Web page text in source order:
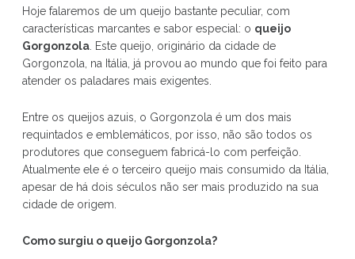
Hoje falaremos de um queijo bastante peculiar, com
características marcantes e sabor especial: o queijo
Gorgonzola. Este queijo, originário da cidade de
Gorgonzola, na Itália, já provou ao mundo que foi feito para
atender os paladares mais exigentes.
Entre os queijos azuis, o Gorgonzola é um dos mais
requintados e emblemáticos, por isso, não são todos os
produtores que conseguem fabricá-lo com perfeição.
Atualmente ele é o terceiro queijo mais consumido da Itália,
apesar de há dois séculos não ser mais produzido na sua
cidade de origem.
Como surgiu o queijo Gorgonzola?